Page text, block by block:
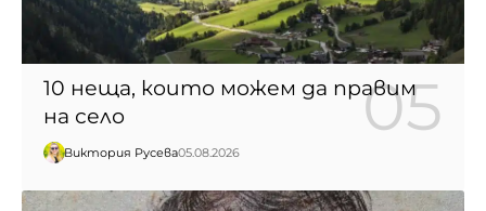
10 неща, които можем да правим
на село
Виктория Русева05.08.2026